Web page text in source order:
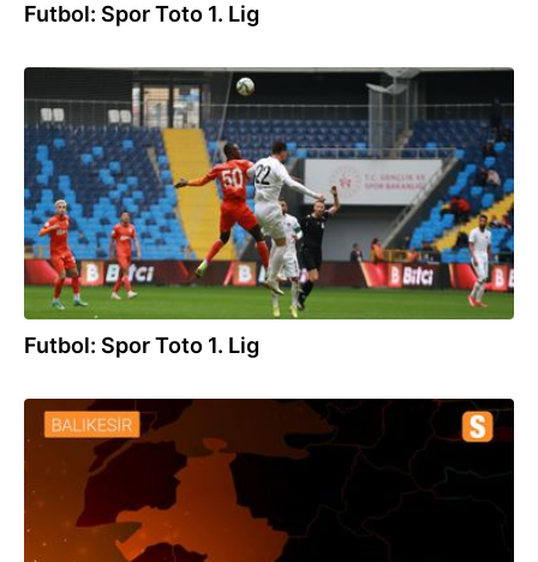
Futbol: Spor Toto 1. Lig
06.03.2022
Futbol: Spor Toto 1. Lig
20.02.2022